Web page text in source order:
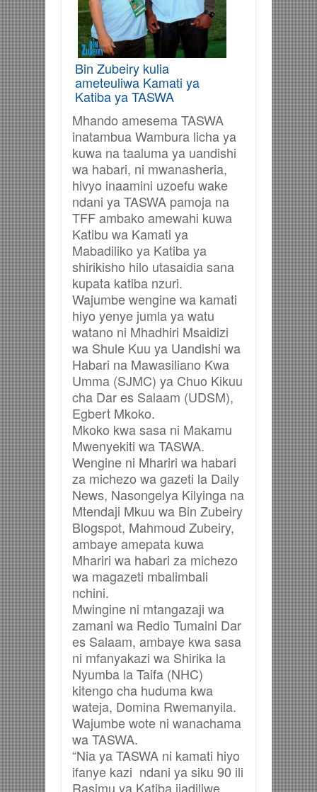
Bin Zubeiry kulia
ameteuliwa Kamati ya
Katiba ya TASWA
Mhando amesema TASWA
inatambua Wambura licha ya
kuwa na taaluma ya uandishi
wa habari, ni mwanasheria,
hivyo inaamini uzoefu wake
ndani ya TASWA pamoja na
TFF ambako amewahi kuwa
Katibu wa Kamati ya
Mabadiliko ya Katiba ya
shirikisho hilo utasaidia sana
kupata katiba nzuri.
Wajumbe wengine wa kamati
hiyo yenye jumla ya watu
watano ni Mhadhiri Msaidizi
wa Shule Kuu ya Uandishi wa
Habari na Mawasiliano Kwa
Umma (SJMC) ya Chuo Kikuu
cha Dar es Salaam (UDSM),
Egbert Mkoko.
Mkoko kwa sasa ni Makamu
Mwenyekiti wa TASWA.
Wengine ni Mhariri wa habari
za michezo wa gazeti la Daily
News, Nasongelya Kilyinga na
Mtendaji Mkuu wa Bin Zubeiry
Blogspot, Mahmoud Zubeiry,
ambaye amepata kuwa
Mhariri wa habari za michezo
wa magazeti mbalimbali
nchini.
Mwingine ni mtangazaji wa
zamani wa Redio Tumaini Dar
es Salaam, ambaye kwa sasa
ni mfanyakazi wa Shirika la
Nyumba la Taifa (NHC)
kitengo cha huduma kwa
wateja, Domina Rwemanyila.
Wajumbe wote ni wanachama
wa TASWA.
“Nia ya TASWA ni kamati hiyo
ifanye kazi ndani ya siku 90 ili
Rasimu ya Katiba ijadiliwe